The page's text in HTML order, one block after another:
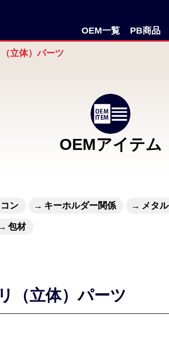
OEM一覧 PB商品
立体）パーツ
OEMアイテム
ン キーホルダー関係 メタル
包材
（立体）パーツ